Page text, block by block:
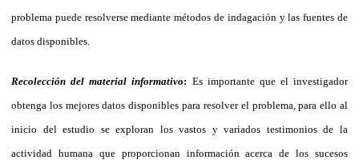
problema puede resolverse mediante métodos de indagación y las fuentes de
datos disponibles.
Recolección del material informativo: Es importante que el investigador
obtenga los mejores datos disponibles para resolver el problema, para ello al
inicio del estudio se exploran los vastos y variados testimonios de la
actividad humana que proporcionan información acerca de los sucesos